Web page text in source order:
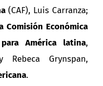
(CAF), Luis Carranza;
Comisión Económica
América latina,
Grynspan,
.